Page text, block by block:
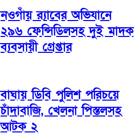
নওগাঁয় র‌্যাবের অভিযানে
২৯৬ ফেন্সিডিলসহ দুই মাদক
ব্যবসায়ী গ্রেপ্তার
বাঘায় ডিবি পুলিশ পরিচয়ে
চাঁদাবাজি, খেলনা পিস্তলসহ
আটক ২